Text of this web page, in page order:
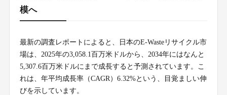
模へ
最新の調査レポートによると、日本のE-Wasteリサイクル市
場は、2025年の3,058.1百万米ドルから、2034年にはなんと
5,307.6百万米ドルにまで成長すると予測されています。こ
れは、年平均成長率（CAGR）6.32%という、目覚ましい伸
びを示しています。